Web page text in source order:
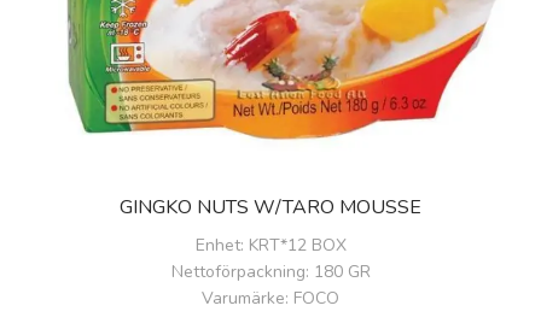
GINGKO NUTS W/TARO MOUSSE
Enhet: KRT*12 BOX
Nettoförpackning: 180 GR
Varumärke: FOCO